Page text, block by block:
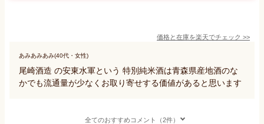
価格と在庫を楽天でチェック >>
あみあみあみ(40代・女性)
尾崎酒造 の安東水軍という 特別純米酒は青森県産地酒のな
かでも流通量が少なくお取り寄せする価値があると思います
全てのおすすめコメント（2件）